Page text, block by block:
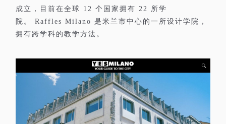
成立，目前在全球 12 个国家拥有 22 所学
院。
Raffles Milano 是米兰市中心的一所设计学院，
拥有跨学科的教学方法。